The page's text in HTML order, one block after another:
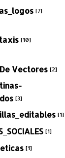
[7]
[10]
Vectores [2]
[3]
[1]
[1]
[1]